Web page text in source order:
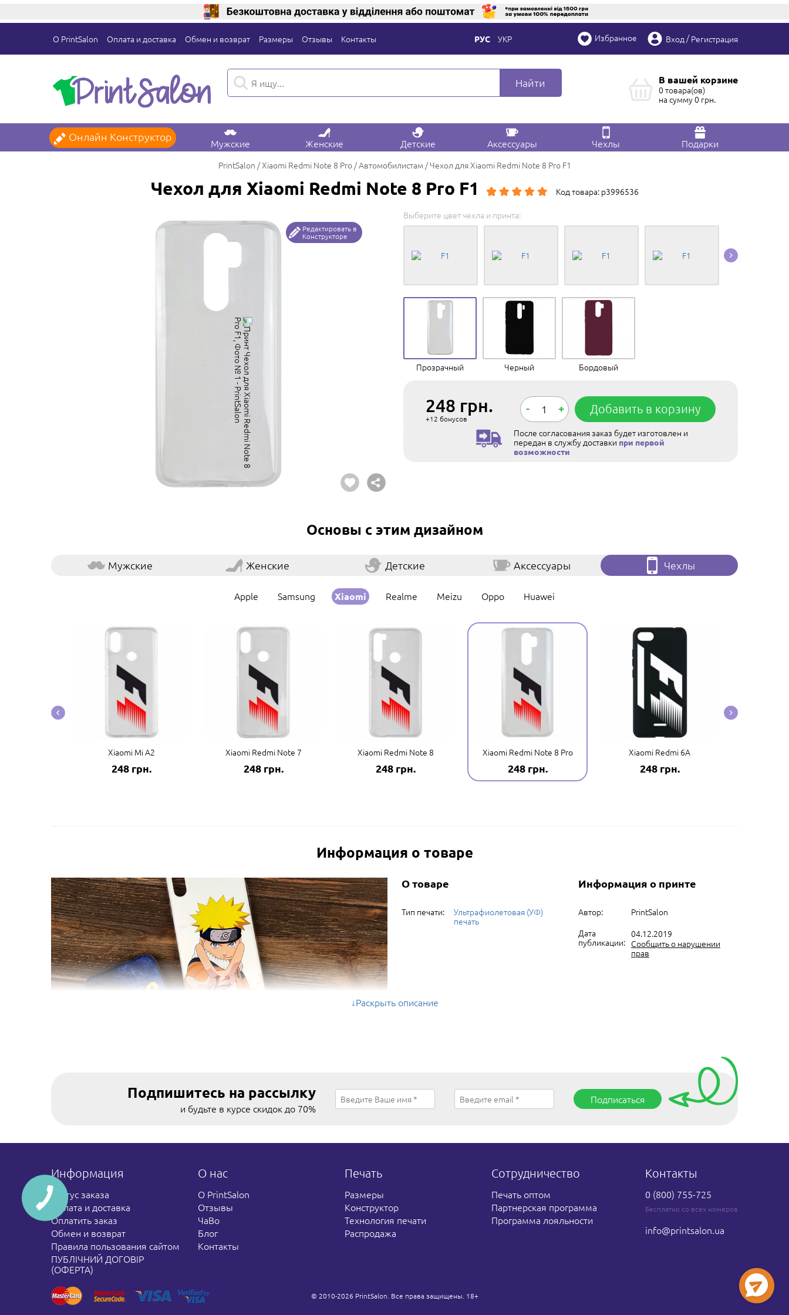
О PrintSalon Оплата и доставка Обмен и возврат Размеры Отзывы Контакты РУС УКР Избранное Вход /Регистрация
Найти В вашей корзине
0 товара(ов)
на сумму0 грн.
Онлайн Конструктор
Мужские Женские Детские Аксессуары Чехлы Подарки
PrintSalon Xiaomi Redmi Note 8 Pro Автомобилистам Чехол для Xiaomi Redmi Note 8 Pro F1
Чехол для Xiaomi Redmi Note 8 Pro F1 Код товара: p3996536
Редактировать в
Конструкторе
Выберите цвет чехла и принта:
Прозрачный Черный Бордовый
248 грн.
+12 бонусов
- + Добавить в корзину
После согласования заказ будет изготовлен и
передан в службу доставки при первой
возможности
Основы с этим дизайном
Мужские Женские Детские Аксессуары Чехлы
Apple Samsung Xiaomi Realme Meizu Oppo Huawei
Xiaomi Mi A2
248 грн.
Xiaomi Redmi Note 7
248 грн.
Xiaomi Redmi Note 8
248 грн.
Xiaomi Redmi Note 8 Pro
248 грн.
Xiaomi Redmi 6A
248 грн.
Информация о товаре
О товаре
Тип печати:
Ультрафиолетовая (УФ)
печать
Информация о принте
Автор:
PrintSalon
Дата
публикации:
04.12.2019
Сообщить о нарушении
прав
Раскрыть описание
Подпишитесь на рассылку
и будьте в курсе скидок до 70%
Подписаться
Контакты
0 (800) 755-725
Бесплатно со всех номеров
info@printsalon.ua
Информация
Статус заказа
Оплата и доставка
Оплатить заказ
Обмен и возврат
Правила пользования сайтом
ПУБЛІЧНИЙ ДОГОВІР
(ОФЕРТА)
О нас
О PrintSalon
Отзывы
ЧаВо
Блог
Контакты
Печать
Размеры
Конструктор
Технология печати
Распродажа
Сотрудничество
Печать оптом
Партнерская программа
Программа лояльности
© 2010-2026 PrintSalon. Все права защищены. 18+